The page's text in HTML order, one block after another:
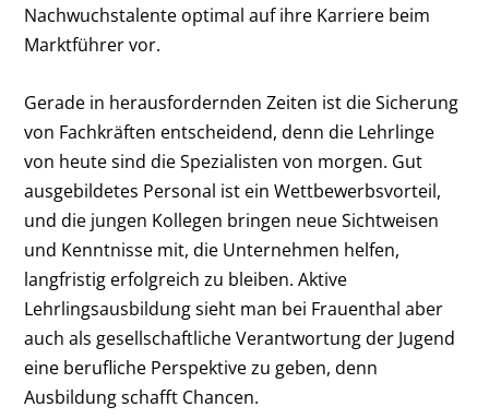
Nachwuchstalente optimal auf ihre Karriere beim
Marktführer vor.
Gerade in herausfordernden Zeiten ist die Sicherung
von Fachkräften entscheidend, denn die Lehrlinge
von heute sind die Spezialisten von morgen. Gut
ausgebildetes Personal ist ein Wettbewerbsvorteil,
und die jungen Kollegen bringen neue Sichtweisen
und Kenntnisse mit, die Unternehmen helfen,
langfristig erfolgreich zu bleiben. Aktive
Lehrlingsausbildung sieht man bei Frauenthal aber
auch als gesellschaftliche Verantwortung der Jugend
eine berufliche Perspektive zu geben, denn
Ausbildung schafft Chancen.